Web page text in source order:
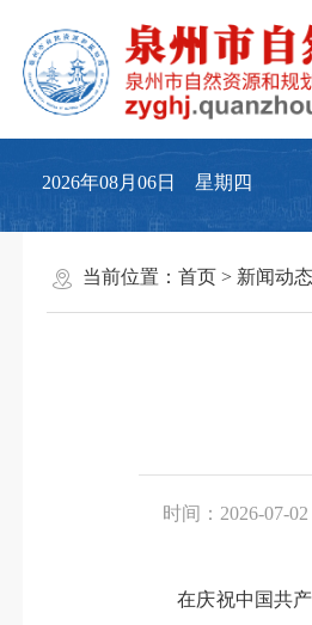
2026年08月06日 星期四
当前位置：首页 > 新闻动态
时间：2026-07-02
在庆祝中国共产党